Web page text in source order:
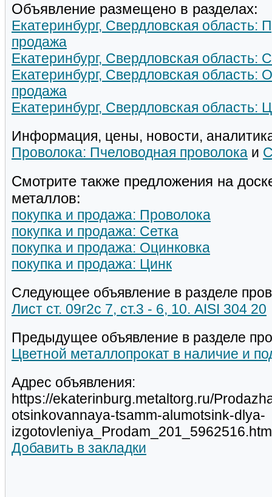
Объявление размещено в разделах:
Екатеринбург, Свердловская область:
продажа
Екатеринбург, Свердловская область:
Екатеринбург, Свердловская область:
продажа
Екатеринбург, Свердловская область:
Информация, цены, новости,
Проволока: Пчеловодная проволока и
Смотрите также предложения на
металлов:
покупка и продажа: Проволока
покупка и продажа: Сетка
покупка и продажа: Оцинковка
покупка и продажа: Цинк
Следующее объявление в разделе
Лист ст. 09г2с 7, ст.3 - 6, 10. AISI 304 20
Предыдущее объявление в разделе
Цветной металлопрокат в наличие и
Адрес объявления:
https://ekaterinburg.metaltorg.ru/
otsinkovannaya-tsamm-alumotsink-dlya-
Добавить в закладки